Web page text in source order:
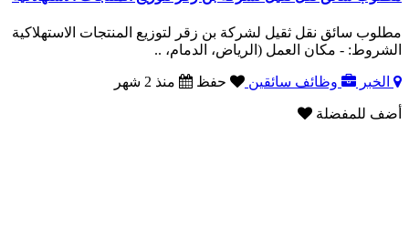
مطلوب سائق نقل ثقيل لشركة بن زقر لتوزيع المنتجات الاستهلاكية
الشروط: - مكان العمل (الرياض، الدمام، ..
الخبر وظائف سائقين حفظ منذ 2 شهر
أضف للمفضلة